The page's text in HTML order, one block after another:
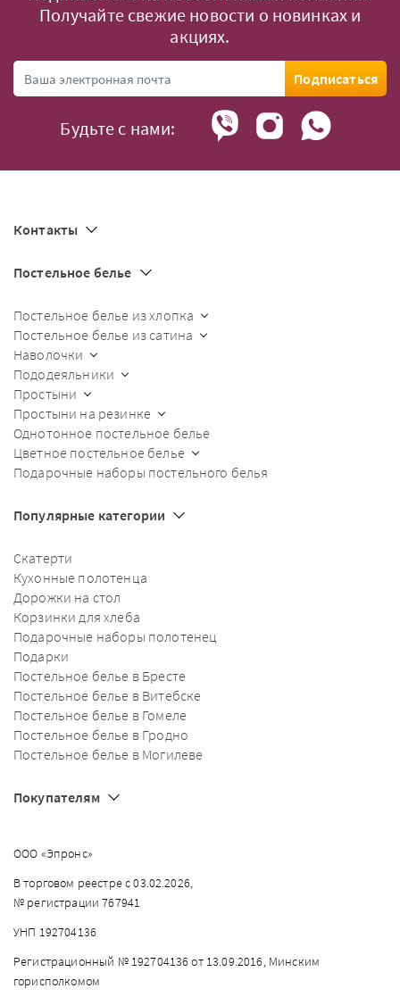
Получайте свежие новости о новинках и
акциях.
Подписаться
Будьте с нами:
Контакты
Постельное белье
Постельное белье из хлопка
Постельное белье из сатина
Наволочки
Пододеяльники
Простыни
Простыни на резинке
Однотонное постельное белье
Цветное постельное белье
Подарочные наборы постельного белья
Популярные категории
Скатерти
Кухонные полотенца
Дорожки на стол
Корзинки для хлеба
Подарочные наборы полотенец
Подарки
Постельное белье в Бресте
Постельное белье в Витебске
Постельное белье в Гомеле
Постельное белье в Гродно
Постельное белье в Могилеве
Покупателям
ООО «Эпронс»
В торговом реестре с 03.02.2026,
№ регистрации 767941
УНП 192704136
Регистрационный № 192704136 от 13.09.2016, Минским
горисполкомом